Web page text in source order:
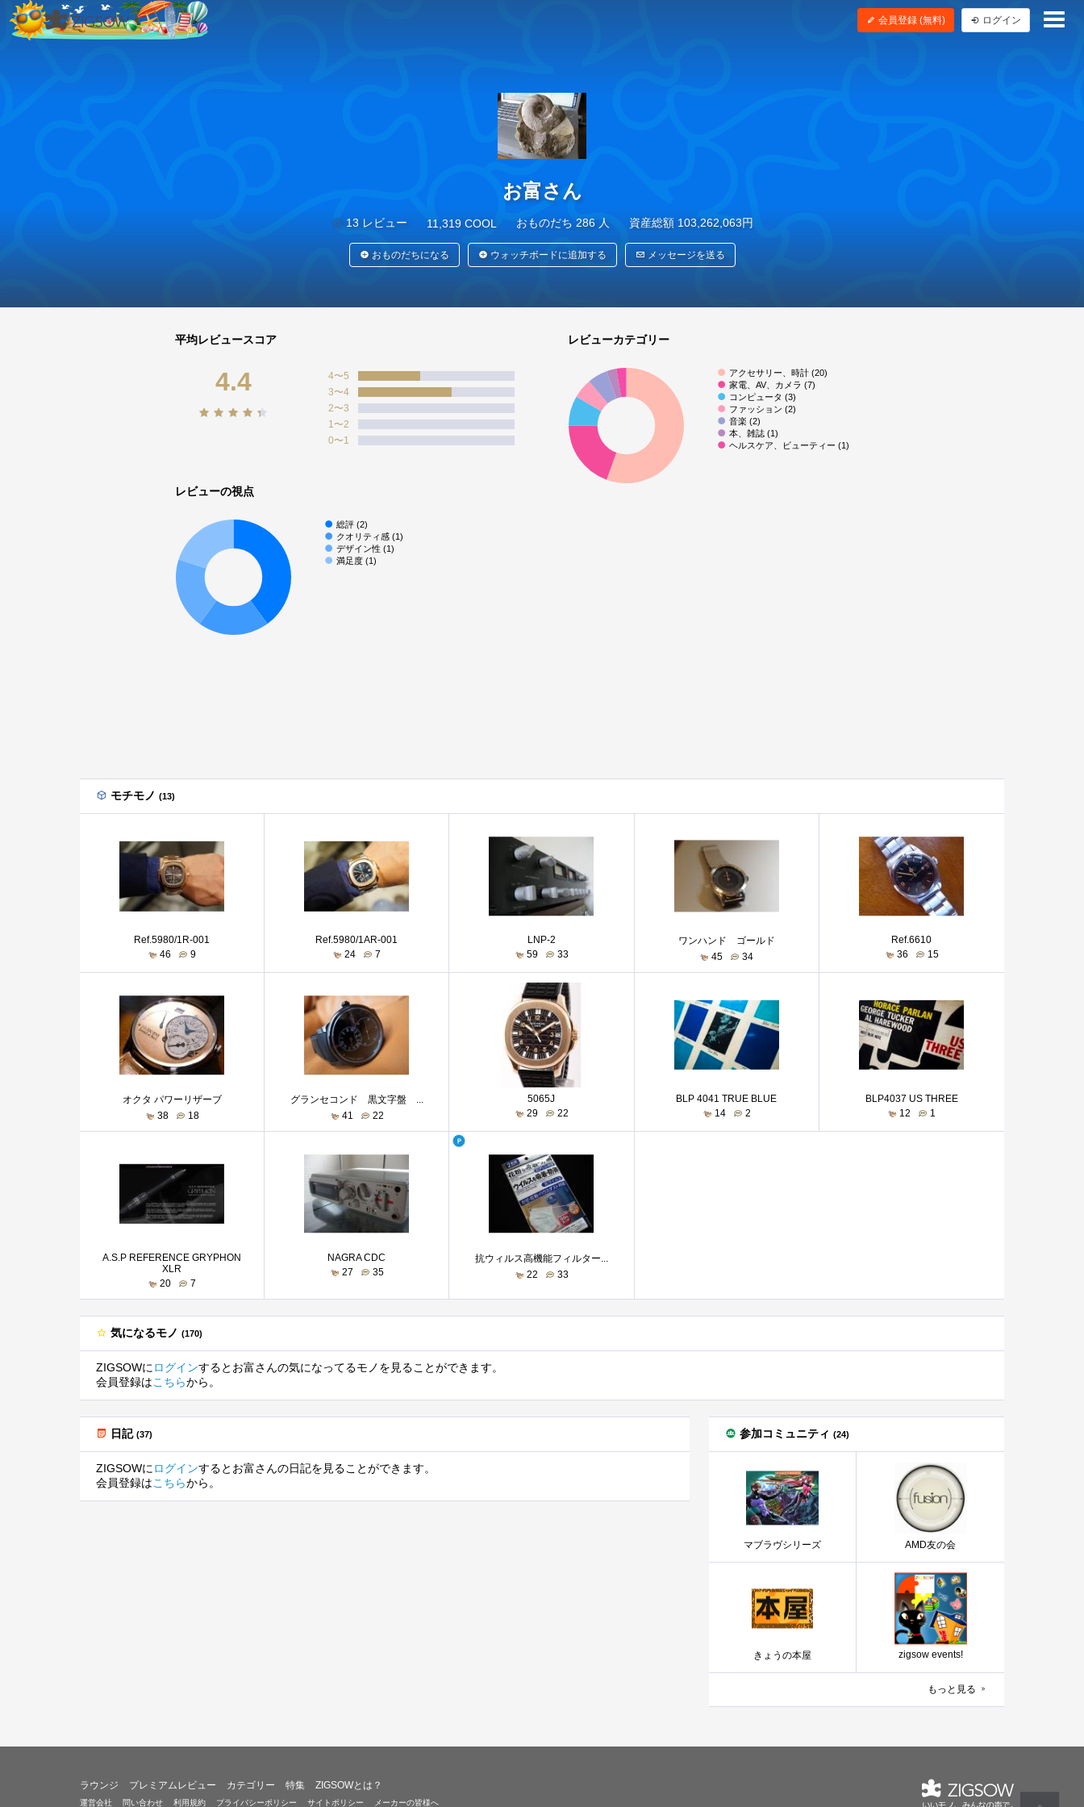
会員登録 (無料) ログイン
お富さん
13 レビュー 11,319 COOL おものだち 286 人 資産総額 103,262,063円
おものだちになる ウォッチボードに追加する メッセージを送る
平均レビュースコア
4.4
4〜5
3〜4
2〜3
1〜2
0〜1
レビューの視点
総評 (2)
クオリティ感 (1)
デザイン性 (1)
満足度 (1)
レビューカテゴリー
アクセサリー、時計 (20)
家電、AV、カメラ (7)
コンピュータ (3)
ファッション (2)
音楽 (2)
本、雑誌 (1)
ヘルスケア、ビューティー (1)
モチモノ (13)
Ref.5980/1R-001
46
9
Ref.5980/1AR-001
24
7
LNP-2
59
33
ワンハンド ゴールド
45
34
Ref.6610
36
15
オクタ パワーリザーブ
38
18
グランセコンド 黒文字盤 ...
41
22
5065J
29
22
BLP 4041 TRUE BLUE
14
2
BLP4037 US THREE
12
1
A.S.P REFERENCE GRYPHON
XLR
20
7
NAGRA CDC
27
35
抗ウィルス高機能フィルター...
22
33
気になるモノ (170)
ZIGSOWに ログインするとお富さんの気になってるモノを見ることができます。
会員登録はこちらから。
日記 (37)
ZIGSOWに ログインするとお富さんの日記を見ることができます。
会員登録はこちらから。
参加コミュニティ (24)
マブラヴシリーズ AMD友の会
きょうの本屋 zigsow events!
もっと見る
ラウンジ プレミアムレビュー カテゴリー 特集 ZIGSOWとは？
運営会社 問い合わせ 利用規約 プライバシーポリシー サイトポリシー メーカーの皆様へ